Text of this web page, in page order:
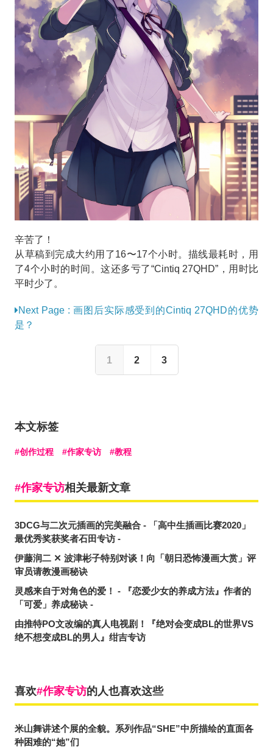
辛苦了！
从草稿到完成大约用了16〜17个小时。描线最耗时，用
了4个小时的时间。这还多亏了“Cintiq 27QHD”，用时比
平时少了。
Next Page : 画图后实际感受到的Cintiq 27QHD的优势
是？
1 2 3
本文标签
创作过程 作家专访 教程
作家专访相关最新文章
3DCG与二次元插画的完美融合 - 「高中生插画比赛2020」
最优秀奖获奖者石田专访 -
伊藤润二 ✕ 波津彬子特别对谈！向「朝日恐怖漫画大赏」评
审员请教漫画秘诀
灵感来自于对角色的爱！ - 『恋爱少女的养成方法』作者的
「可爱」养成秘诀 -
由推特PO文改编的真人电视剧！『绝对会变成BL的世界VS
绝不想变成BL的男人』绀吉专访
喜欢 作家专访的人也喜欢这些
米山舞讲述个展的全貌。系列作品“SHE”中所描绘的直面各
种困难的“她”们